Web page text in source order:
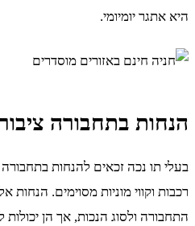
היא אתגר יומיומי.
הנחות בתחבורה
בעלי תו נכה זכאים להנחות בתחבורה
רכבות וקווי מוניות מסוימים.